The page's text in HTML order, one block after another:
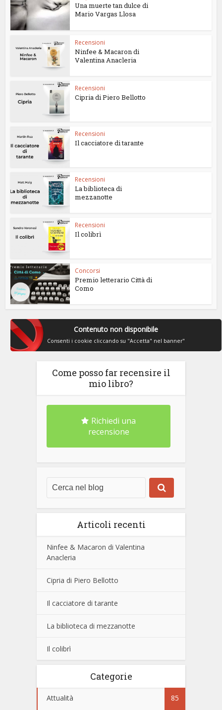
Una muerte tan dulce di
Mario Vargas Llosa
Recensioni
Ninfee & Macaron di
Valentina Anacleria
Recensioni
Cipria di Piero Bellotto
Recensioni
Il cacciatore di tarante
Recensioni
La biblioteca di
mezzanotte
Recensioni
Il colibrì
Concorsi
Premio letterario Città di
Como
Contenuto non disponibile
Consenti i cookie cliccando su "Accetta" nel banner"
Come posso far recensire il
mio libro?
Richiedi una
recensione
Articoli recenti
Ninfee & Macaron di Valentina
Anacleria
Cipria di Piero Bellotto
Il cacciatore di tarante
La biblioteca di mezzanotte
Il colibrì
Categorie
Attualità 85